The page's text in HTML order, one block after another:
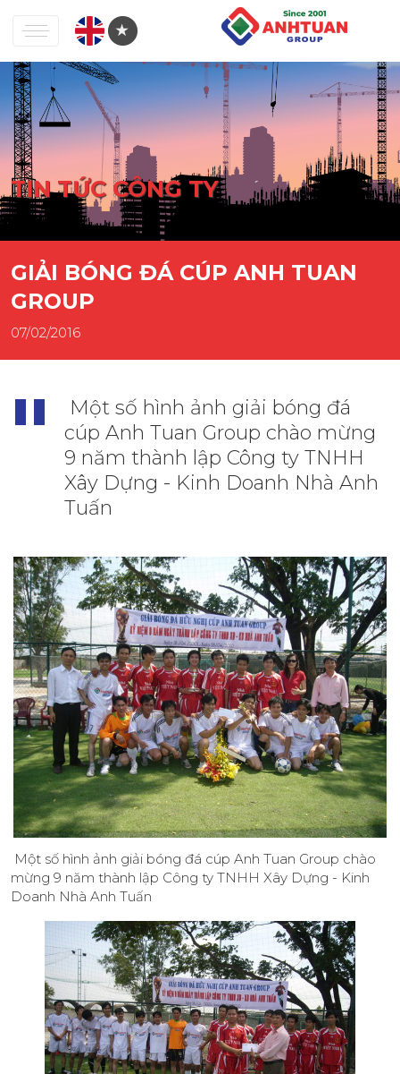
TIN TỨC CÔNG TY
GIẢI BÓNG ĐÁ CÚP ANH TUAN
GROUP
07/02/2016
Một số hình ảnh giải bóng đá
cúp Anh Tuan Group chào mừng
9 năm thành lập Công ty TNHH
Xây Dựng - Kinh Doanh Nhà Anh
Tuấn
Một số hình ảnh giải bóng đá cúp Anh Tuan Group chào
mừng 9 năm thành lập Công ty TNHH Xây Dựng - Kinh
Doanh Nhà Anh Tuấn